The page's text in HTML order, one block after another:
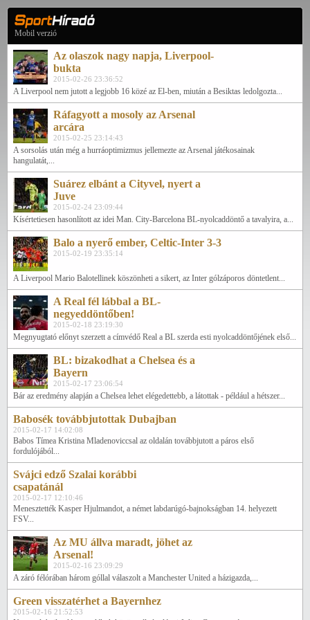
Mobil verzió
Az olaszok nagy napja, Liverpool-
bukta
2015-02-26 23:36:52
A Liverpool nem jutott a legjobb 16 közé az El-ben, miután a Besiktas ledolgozta...
Ráfagyott a mosoly az Arsenal
arcára
2015-02-25 23:14:43
A sorsolás után még a hurráoptimizmus jellemezte az Arsenal játékosainak
hangulatát,...
Suárez elbánt a Cityvel, nyert a
Juve
2015-02-24 23:09:44
Kísértetiesen hasonlított az idei Man. City-Barcelona BL-nyolcaddöntő a tavalyira, a...
Balo a nyerő ember, Celtic-Inter 3-3
2015-02-19 23:35:14
A Liverpool Mario Balotellinek köszönheti a sikert, az Inter gólzáporos döntetlent...
A Real fél lábbal a BL-
negyeddöntőben!
2015-02-18 23:19:30
Megnyugtató előnyt szerzett a címvédő Real a BL szerda esti nyolcaddöntőjének első...
BL: bizakodhat a Chelsea és a
Bayern
2015-02-17 23:06:54
Bár az eredmény alapján a Chelsea lehet elégedettebb, a látottak - például a hétszer...
Babosék továbbjutottak Dubajban
2015-02-17 14:02:08
Babos Tímea Kristina Mladenoviccsal az oldalán továbbjutott a páros első
fordulójából...
Svájci edző Szalai korábbi
csapatánál
2015-02-17 12:10:46
Menesztették Kasper Hjulmandot, a német labdarúgó-bajnokságban 14. helyezett
FSV...
Az MU állva maradt, jöhet az
Arsenal!
2015-02-16 23:09:29
A záró félórában három góllal válaszolt a Manchester United a házigazda,...
Green visszatérhet a Bayernhez
2015-02-16 21:52:53